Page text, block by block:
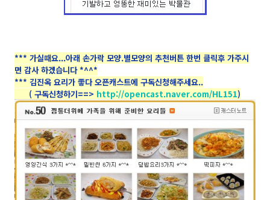
*** 가실때요...아래 손가락 모양.별모양의 추천버튼 한번 클릭후 가주시
면 감사 하겠습니다 *^^*
*** 김진옥 요리가 좋다 오픈캐스트에 구독신청해주세요..
( 구독신청하기==> http://opencast.naver.com/HL151)